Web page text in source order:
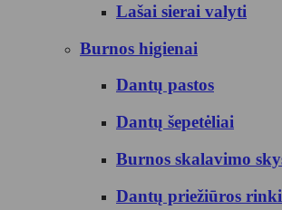
Lašai sierai valyti
Burnos higienai
Dantų pastos
Dantų šepetėliai
Burnos skalavimo
Dantų priežiūros